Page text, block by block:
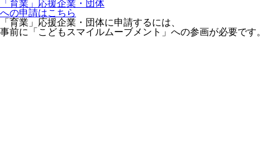
「育業」応援企業・団体
への申請はこちら
「育業」応援企業・団体に申請するには、
事前に「こどもスマイルムーブメント」への参画が必要です。